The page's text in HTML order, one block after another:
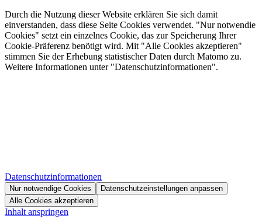
Durch die Nutzung dieser Website erklären Sie sich damit
einverstanden, dass diese Seite Cookies verwendet. "Nur notwendie
Cookies" setzt ein einzelnes Cookie, das zur Speicherung Ihrer
Cookie-Präferenz benötigt wird. Mit "Alle Cookies akzeptieren"
stimmen Sie der Erhebung statistischer Daten durch Matomo zu.
Weitere Informationen unter "Datenschutzinformationen".
Datenschutzinformationen
Nur notwendige Cookies
Datenschutzeinstellungen anpassen
Alle Cookies akzeptieren
Inhalt anspringen